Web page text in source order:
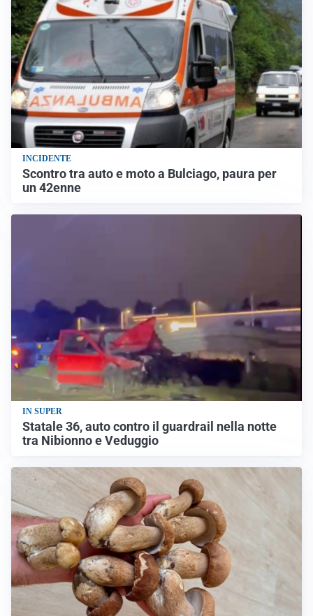
INCIDENTE
Scontro tra auto e moto a Bulciago, paura per
un 42enne
IN SUPER
Statale 36, auto contro il guardrail nella notte
tra Nibionno e Veduggio